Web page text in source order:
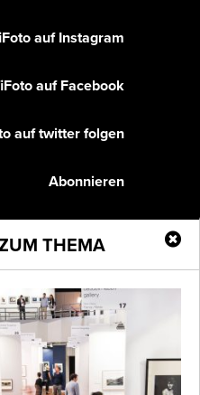
THEMA
auf Instagram
auf Facebook
auf twitter folgen
Abonnieren
PF Publishing GmbH